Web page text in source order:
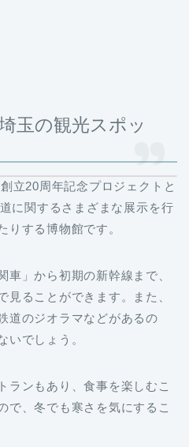
玉の観光スポッ
立20周年記念プロジェクトと
に関するさまざまな展示を行
りする博物館です。
車」から初期の新幹線まで、
見ることができます。また、
道のジオラマなどがあるの
いでしょう。
ランもあり、食事を楽しむこ
で、冬でも寒さを気にするこ